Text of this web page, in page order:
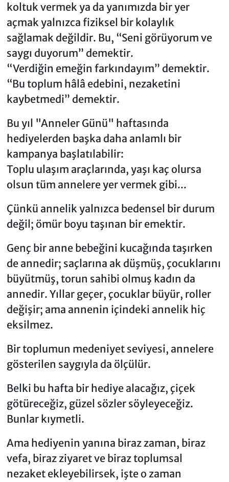
koltuk vermek ya da yanımızda bir yer
açmak yalnızca fiziksel bir kolaylık
sağlamak değildir. Bu, “Seni görüyorum ve
saygı duyorum” demektir.
“Verdiğin emeğin farkındayım” demektir.
“Bu toplum hâlâ edebini, nezaketini
kaybetmedi” demektir.
Bu yıl "Anneler Günü" haftasında
hediyelerden başka daha anlamlı bir
kampanya başlatılabilir:
Toplu ulaşım araçlarında, yaşı kaç olursa
olsun tüm annelere yer vermek gibi...
Çünkü annelik yalnızca bedensel bir durum
değil; ömür boyu taşınan bir emektir.
Genç bir anne bebeğini kucağında taşırken
de annedir; saçlarına ak düşmüş, çocuklarını
büyütmüş, torun sahibi olmuş kadın da
annedir. Yıllar geçer, çocuklar büyür, roller
değişir; ama annenin içindeki annelik hiç
eksilmez.
Bir toplumun medeniyet seviyesi, annelere
gösterilen saygıyla da ölçülür.
Belki bu hafta bir hediye alacağız, çiçek
götüreceğiz, güzel sözler söyleyeceğiz.
Bunlar kıymetli.
Ama hediyenin yanına biraz zaman, biraz
vefa, biraz ziyaret ve biraz toplumsal
nezaket ekleyebilirsek, işte o zaman